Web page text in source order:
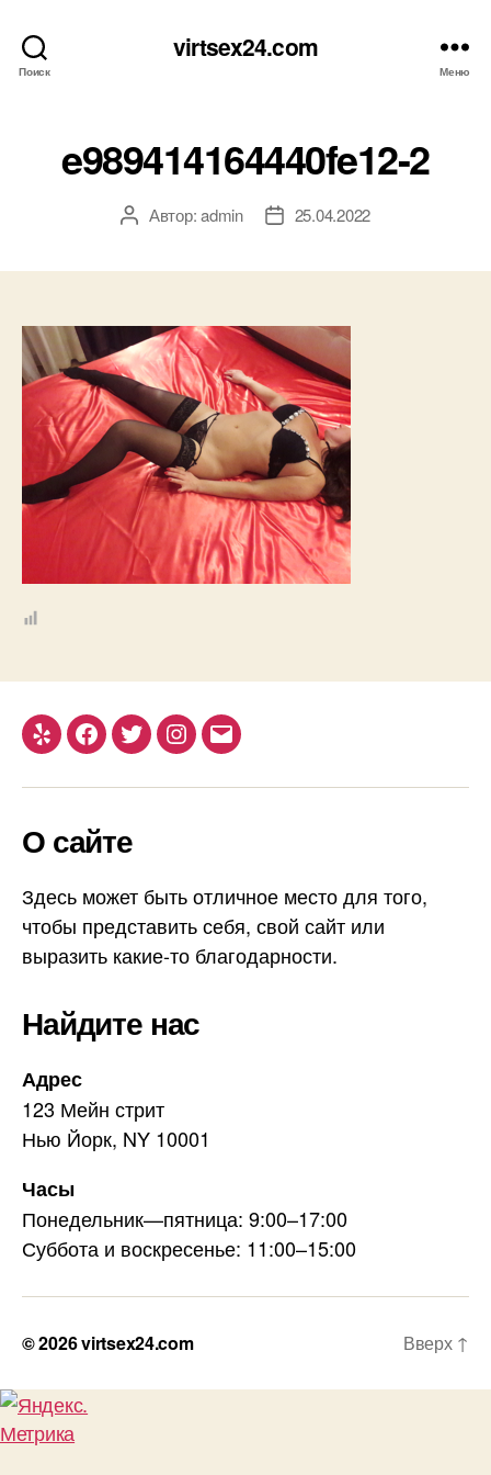
Поиск
virtsex24.com
Меню
e989414164440fe12-2
АвторАвтор:admin
Дата25.04.2022
Yelp Facebook
TwitterInstagram
Email
О сайте
Здесь может быть отличное место для того,
чтобы представить себя, свой сайт или
выразить какие-то благодарности.
Найдите нас
Адрес
123 Мейн стрит
Нью Йорк, NY 10001
Часы
Понедельник—пятница: 9:00–17:00
Суббота и воскресенье: 11:00–15:00
© 2026virtsex24.com Вверх ↑